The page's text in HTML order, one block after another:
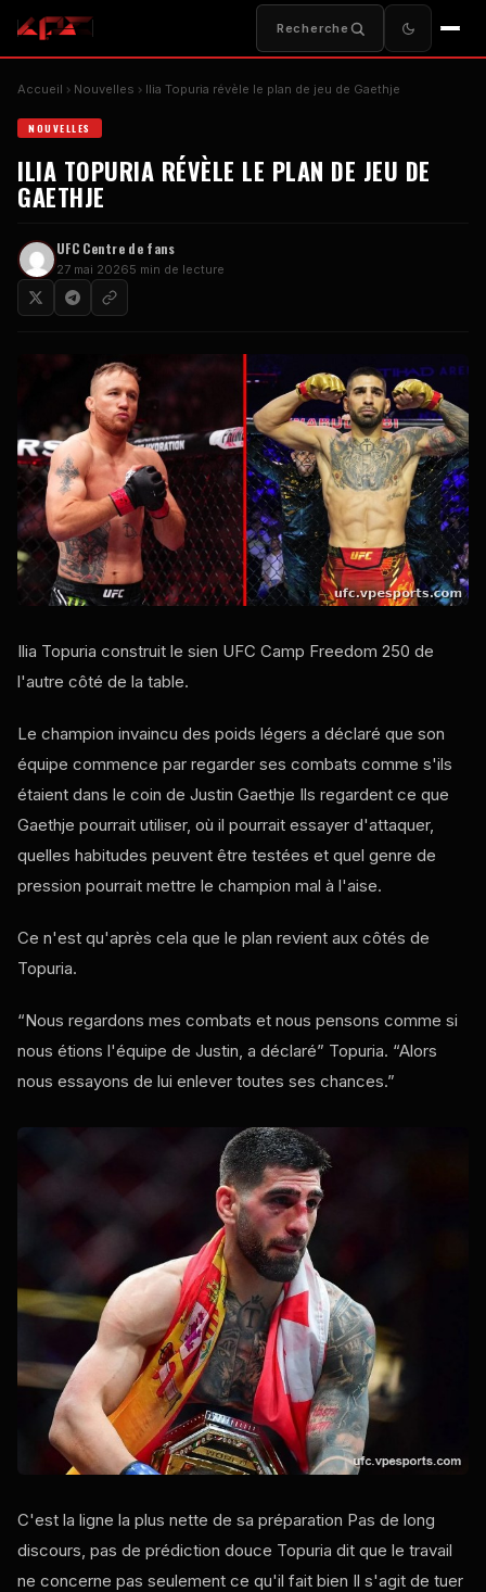
Recherche
Accueil Nouvelles Ilia Topuria révèle le plan de jeu de Gaethje
NOUVELLES
ILIA TOPURIA RÉVÈLE LE PLAN DE JEU DE
GAETHJE
UFCCentre de fans
27 mai 20265 min de lecture
Ilia Topuria construit le sien UFC Camp Freedom 250 de
l'autre côté de la table.
Le champion invaincu des poids légers a déclaré que son
équipe commence par regarder ses combats comme s'ils
étaient dans le coin de Justin Gaethje Ils regardent ce que
Gaethje pourrait utiliser, où il pourrait essayer d'attaquer,
quelles habitudes peuvent être testées et quel genre de
pression pourrait mettre le champion mal à l'aise.
Ce n'est qu'après cela que le plan revient aux côtés de
Topuria.
“Nous regardons mes combats et nous pensons comme si
nous étions l'équipe de Justin, a déclaré” Topuria. “Alors
nous essayons de lui enlever toutes ses chances.”
C'est la ligne la plus nette de sa préparation Pas de long
discours, pas de prédiction douce Topuria dit que le travail
ne concerne pas seulement ce qu'il fait bien Il s'agit de tuer